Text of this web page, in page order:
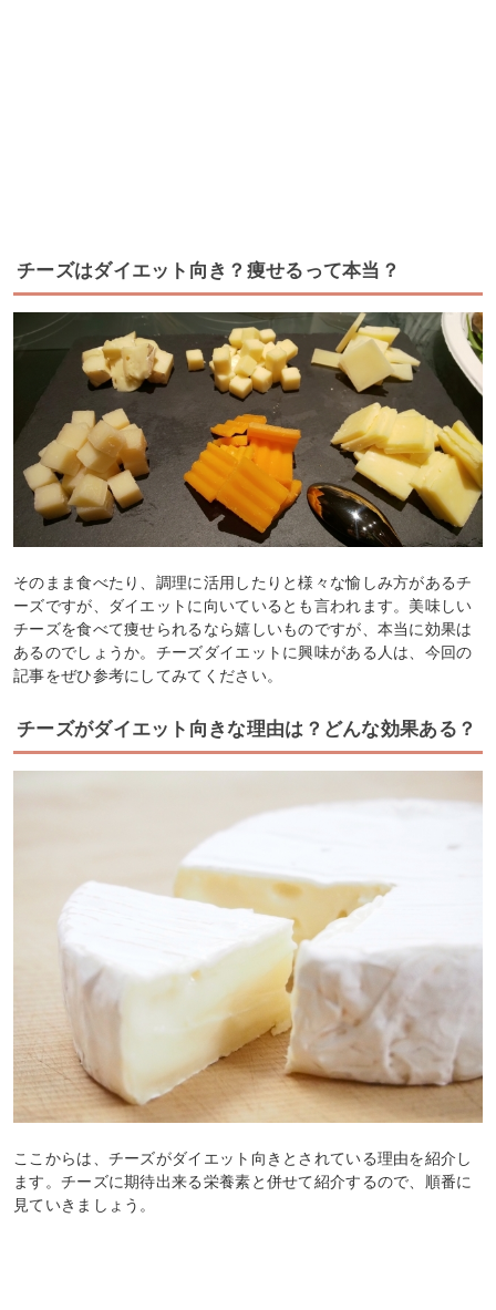
チーズはダイエット向き？痩せるって本当？
そのまま食べたり、調理に活用したりと様々な愉しみ方があるチ
ーズですが、ダイエットに向いているとも言われます。美味しい
チーズを食べて痩せられるなら嬉しいものですが、本当に効果は
あるのでしょうか。チーズダイエットに興味がある人は、今回の
記事をぜひ参考にしてみてください。
チーズがダイエット向きな理由は？どんな効果ある？
ここからは、チーズがダイエット向きとされている理由を紹介し
ます。チーズに期待出来る栄養素と併せて紹介するので、順番に
見ていきましょう。